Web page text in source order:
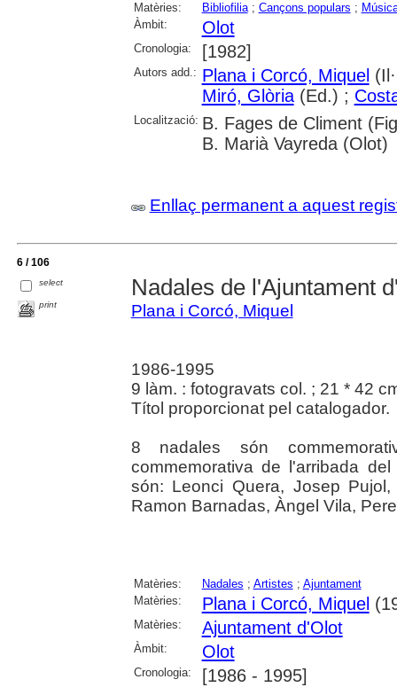
Matèries: Bibliofilia; Cançons populars ;
Àmbit:
Olot
Cronologia: [1982]
Autors add.: Plana i Corcó, Miquel
Miró, Glòria(Ed.) ;
Localització: B. Fages de Climent
B. Marià Vayreda (Olot)
Enllaç permanent a aquest
6 / 106
select
print
Nadales de l'Ajuntament
Plana i Corcó, Miquel
1986-1995
9 làm. : fotogravats col. ; 21 * 42
Títol proporcionat pel catalogador.
8 nadales són
commemorativa de l'arribada
són: Leonci Quera, Josep
Ramon Barnadas, Àngel Vila,
Matèries: Nadales ; Artistes ; Ajuntament
Matèries:
Plana i Corcó, Miquel
Matèries: Ajuntament d'Olot
Àmbit: Olot
Cronologia: [1986 - 1995]